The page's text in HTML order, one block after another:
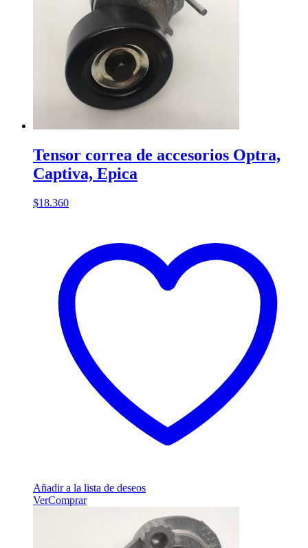
Tensor correa de accesorios Optra,
Captiva, Epica
$18.360
Añadir a la lista de deseos
VerComprar